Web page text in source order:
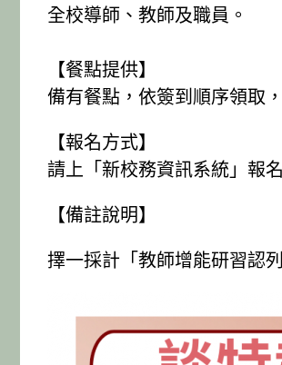
全校導師、教師及職員。
【餐點提供】
備有餐點，依簽到順序領取
【報名方式】
請上「新校務資訊系統」報名
【備註說明】
擇一採計「教師增能研習認